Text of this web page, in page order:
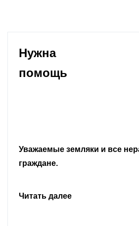
Нужна
помощь
Уважаемые земляки и все
граждане.
Читать далее